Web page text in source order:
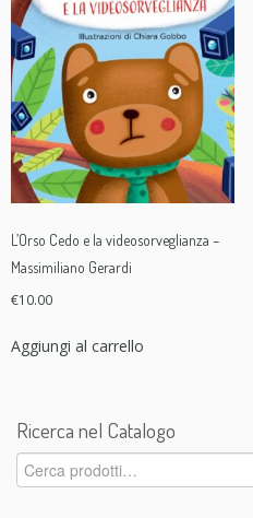
L’Orso Cedo e la videosorveglianza –
Massimiliano Gerardi
€10.00
Aggiungi al carrello
Ricerca nel Catalogo
Cerca: